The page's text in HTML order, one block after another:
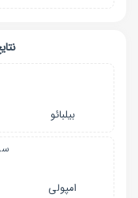
بیلبائو
امپولی